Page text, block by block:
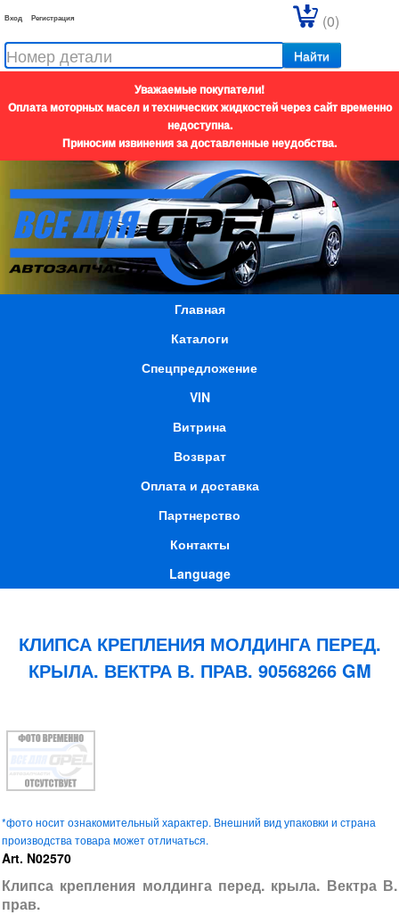
Вход Регистрация
Найти
(0)
Уважаемые покупатели!
Оплата моторных масел и технических жидкостей через сайт временно
недоступна.
Приносим извинения за доставленные неудобства.
Главная
Каталоги
Спецпредложение
VIN
Витрина
Возврат
Оплата и доставка
Партнерство
Контакты
Language
КЛИПСА КРЕПЛЕНИЯ МОЛДИНГА ПЕРЕД.
КРЫЛА. ВЕКТРА В. ПРАВ. 90568266 GM
*фото носит ознакомительный характер. Внешний вид упаковки и страна
производства товара может отличаться.
Art. N02570
Клипса крепления молдинга перед. крыла. Вектра В.
прав.